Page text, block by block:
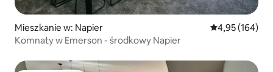
Mieszkanie w: Napier Średnia
4,95 (164)
Komnaty w Emerson - środkowy Napier